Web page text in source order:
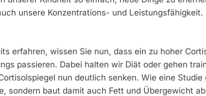
unsere Konzentrations- und Leistungsfähigkeit.
erfahren, wissen Sie nun, dass ein zu hoher
passieren. Dabei halten wir Diät oder gehen
nun deutlich senken. Wie eine
sondern baut damit auch Fett und Übergewicht